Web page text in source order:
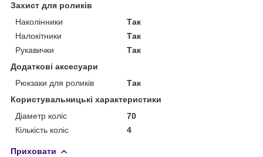
Захист для роликів
Наколінники
Так
Налокітники
Так
Рукавички
Так
Додаткові аксесуари
Рюкзаки для роликів
Так
Користувальницькі характеристики
Діаметр коліс
70
Кількість коліс
4
Приховати